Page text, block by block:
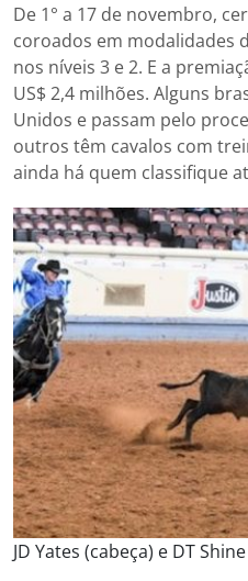
De 1° a 17 de novembro,
coroados em modalidades
nos níveis 3 e 2. E a
US$ 2,4 milhões. Alguns
Unidos e passam pelo
outros têm cavalos com
ainda há quem classifique
JD Yates (cabeça) e DT